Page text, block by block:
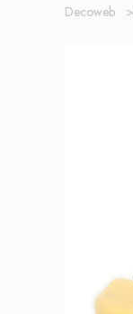
Decoweb >